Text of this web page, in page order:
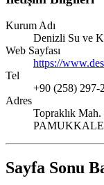
Kurum Adı
Denizli Su ve
Web Sayfası
https://
Tel
+90 (258) 297-
Adres
Topraklık
Sayfa Sonu